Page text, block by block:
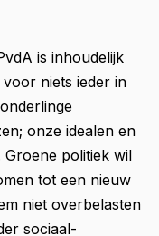
is inhoudelijk
niets ieder in
onze idealen en
Groene politiek wil
tot een nieuw
niet overbelasten
sociaal-